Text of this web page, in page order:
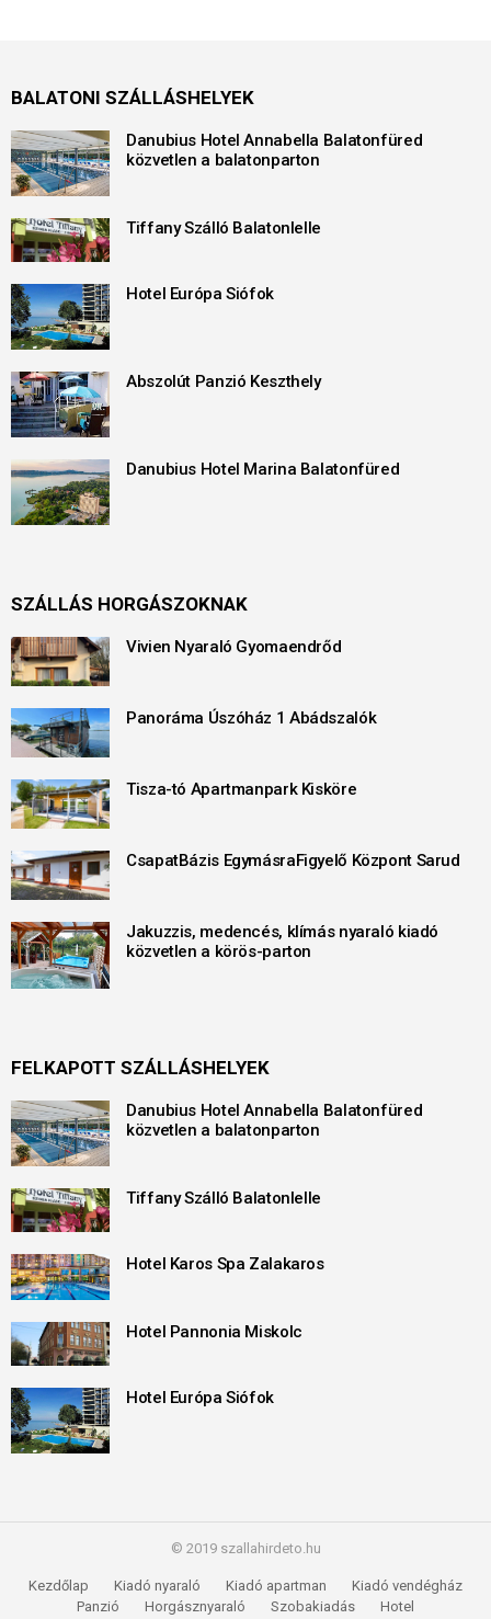
BALATONI SZÁLLÁSHELYEK
Danubius Hotel Annabella Balatonfüred
közvetlen a balatonparton
Tiffany Szálló Balatonlelle
Hotel Európa Siófok
Abszolút Panzió Keszthely
Danubius Hotel Marina Balatonfüred
SZÁLLÁS HORGÁSZOKNAK
Vivien Nyaraló Gyomaendrőd
Panoráma Úszóház 1 Abádszalók
Tisza-tó Apartmanpark Kisköre
CsapatBázis EgymásraFigyelő Központ Sarud
Jakuzzis, medencés, klímás nyaraló kiadó
közvetlen a körös-parton
FELKAPOTT SZÁLLÁSHELYEK
Danubius Hotel Annabella Balatonfüred
közvetlen a balatonparton
Tiffany Szálló Balatonlelle
Hotel Karos Spa Zalakaros
Hotel Pannonia Miskolc
Hotel Európa Siófok
© 2019 szallahirdeto.hu
Kezdőlap Kiadó nyaraló Kiadó apartman
Kiadó vendégház
Panzió
Horgásznyaraló Szobakiadás
Hotel